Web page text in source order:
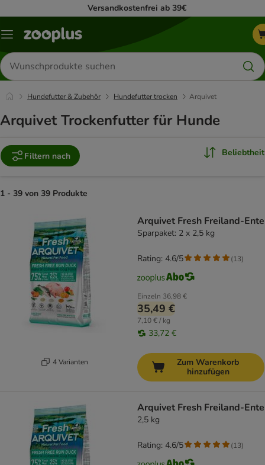
Versandkostenfrei ab 39€
Menü
Produkte
suchen
Hundefutter & Zubehör Hundefutter trocken Arquivet
Arquivet Trockenfutter für Hunde
Filtern nach Beliebtheit
1 - 39 von 39 Produkte
4 Varianten
Arquivet Fresh Freiland-Ente
Sparpaket: 2 x 2,5 kg
Einzeln 36,98 €
35,49 €
7,10 € / kg
33,72 €
Rating: 4.6/5 (13)
Zum Warenkorb
hinzufügen
Arquivet Fresh Freiland-Ente
2,5 kg
Rating: 4.6/5 (13)